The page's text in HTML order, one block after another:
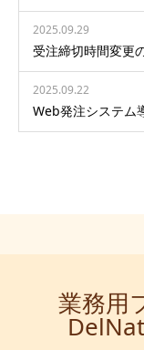
2025.09.29
受注締切時間変更
2025.09.22
Web発注システム
業務用